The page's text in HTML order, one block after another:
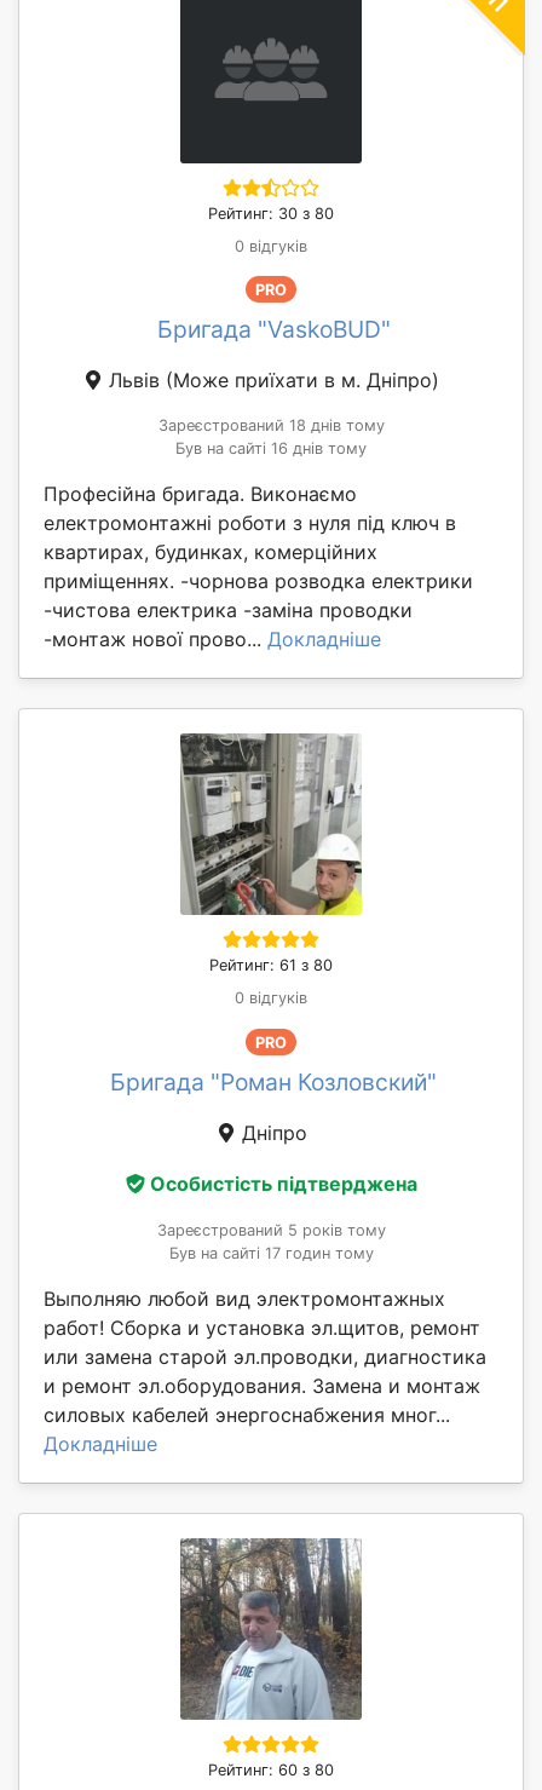
Рейтинг: 30 з 80
0 відгуків
PRO
Бригада "VaskoBUD"
Львів (Може приїхати в м. Дніпро)
Зареєстрований 18 днів тому
Був на сайті 16 днів тому
Професійна бригада. Виконаємо
електромонтажні роботи з нуля під ключ в
квартирах, будинках, комерційних
приміщеннях. -чорнова розводка електрики
-чистова електрика -заміна проводки
-монтаж нової прово... Докладніше
Рейтинг: 61 з 80
0 відгуків
PRO
Бригада "Роман Козловский"
Дніпро
Особистість підтверджена
Зареєстрований 5 років тому
Був на сайті 17 годин тому
Выполняю любой вид электромонтажных
работ! Сборка и установка эл.щитов, ремонт
или замена старой эл.проводки, диагностика
и ремонт эл.оборудования. Замена и монтаж
силовых кабелей энергоснабжения мног...
Докладніше
Рейтинг: 60 з 80